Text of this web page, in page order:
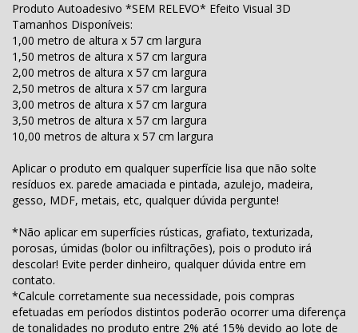
Produto Autoadesivo *SEM RELEVO* Efeito Visual 3D
Tamanhos Disponíveis:
1,00 metro de altura x 57 cm largura
1,50 metros de altura x 57 cm largura
2,00 metros de altura x 57 cm largura
2,50 metros de altura x 57 cm largura
3,00 metros de altura x 57 cm largura
3,50 metros de altura x 57 cm largura
10,00 metros de altura x 57 cm largura
Aplicar o produto em qualquer superfície lisa que não solte
resíduos ex. parede amaciada e pintada, azulejo, madeira,
gesso, MDF, metais, etc, qualquer dúvida pergunte!
*Não aplicar em superfícies rústicas, grafiato, texturizada,
porosas, úmidas (bolor ou infiltrações), pois o produto irá
descolar! Evite perder dinheiro, qualquer dúvida entre em
contato.
*Calcule corretamente sua necessidade, pois compras
efetuadas em períodos distintos poderão ocorrer uma diferença
de tonalidades no produto entre 2% até 15% devido ao lote de